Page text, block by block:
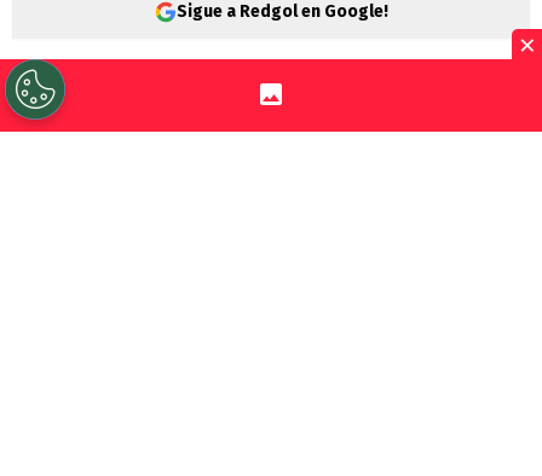
Sigue a Redgol en Google!
Lionel Messi
no se cansa de desplegar
×